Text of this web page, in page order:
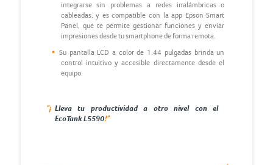
integrarse sin problemas a redes inalámbricas o
cableadas, y es compatible con la app Epson Smart
Panel, que te permite gestionar funciones y enviar
impresiones desde tu smartphone de forma remota.
Su pantalla LCD a color de 1.44 pulgadas brinda un
control intuitivo y accesible directamente desde el
equipo.
“¡ Lleva tu productividad a otro nivel con el
EcoTank L5590!”